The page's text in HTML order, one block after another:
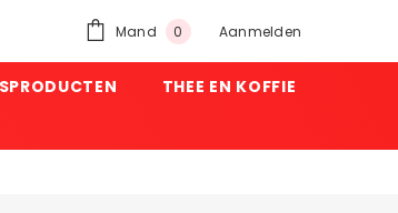
Mand 0 0
Aanmelden
THEE EN KOFFIE